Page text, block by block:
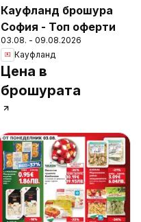
Кауфланд брошура
София - Топ оферти
03.08. - 09.08.2026
Кауфланд
Цена в
брошурата